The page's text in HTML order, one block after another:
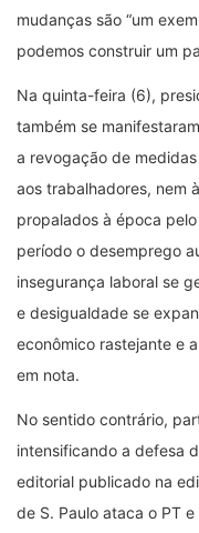
mudanças são “um
podemos construir um
Na quinta-feira (6),
também se
a revogação de
aos trabalhadores, nem
propalados à época
período o desemprego
insegurança laboral se
e desigualdade se
econômico rastejante e
em nota.
No sentido contrário,
intensificando a defesa
editorial publicado na
de S. Paulo ataca o PT